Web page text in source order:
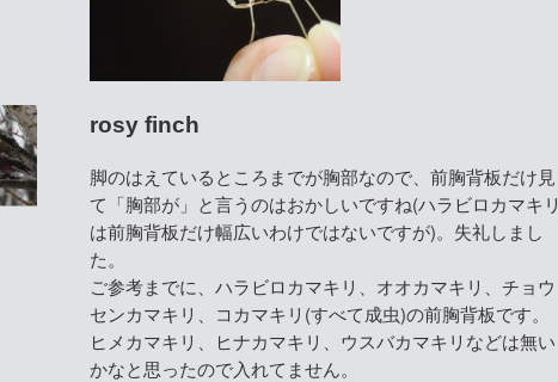
rosy finch
脚のはえているところまでが胸部なので、前胸背板だけ見
て「胸部が」と言うのはおかしいですね(ハラビロカマキリ
は前胸背板だけ幅広いわけではないですが)。失礼しまし
た。
ご参考までに、ハラビロカマキリ、オオカマキリ、チョウ
センカマキリ、コカマキリ(すべて成虫)の前胸背板です。
ヒメカマキリ、ヒナカマキリ、ウスバカマキリなどは無い
かなと思ったので入れてません。